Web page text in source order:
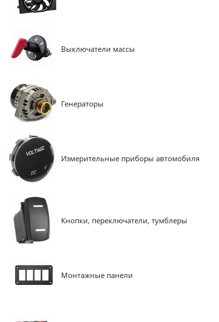
Выключатели массы
Генераторы
Измерительные приборы автомобиля
Кнопки, переключатели, тумблеры
Монтажные панели